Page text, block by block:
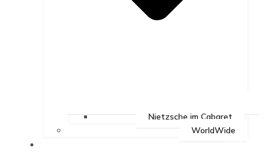
Nietzsche im Cabaret
WorldWide
BEAT